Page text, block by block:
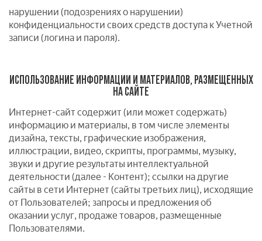
нарушении (подозрениях о нарушении)
конфиденциальности своих средств доступа к Учетной
записи (логина и пароля).
ИСПОЛЬЗОВАНИЕ ИНФОРМАЦИИ И МАТЕРИАЛОВ, РАЗМЕЩЕННЫХ
НА САЙТЕ
Интернет-сайт содержит (или может содержать)
информацию и материалы, в том числе элементы
дизайна, тексты, графические изображения,
иллюстрации, видео, скрипты, программы, музыку,
звуки и другие результаты интеллектуальной
деятельности (далее - Контент); ссылки на другие
сайты в сети Интернет (сайты третьих лиц), исходящие
от Пользователей; запросы и предложения об
оказании услуг, продаже товаров, размещенные
Пользователями.